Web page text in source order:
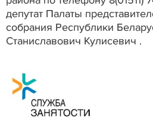
депутат Палаты
собрания Республики
Станиславович Кулисевич .